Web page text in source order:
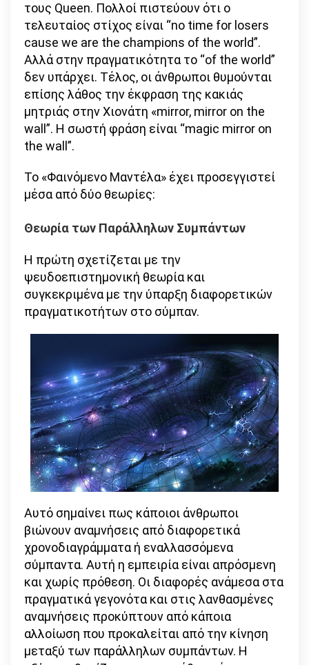
τους Queen. Πολλοί πιστεύουν ότι ο
τελευταίος στίχος είναι “no time for losers
cause we are the champions of the world”.
Αλλά στην πραγματικότητα το “of the world”
δεν υπάρχει. Τέλος, οι άνθρωποι θυμούνται
επίσης λάθος την έκφραση της κακιάς
μητριάς στην Χιονάτη «mirror, mirror on the
wall”. Η σωστή φράση είναι “magic mirror on
the wall”.
Το «Φαινόμενο Μαντέλα» έχει προσεγγιστεί
μέσα από δύο θεωρίες:
Θεωρία των Παράλληλων Συμπάντων
Η πρώτη σχετίζεται με την
ψευδοεπιστημονική θεωρία και
συγκεκριμένα με την ύπαρξη διαφορετικών
πραγματικοτήτων στο σύμπαν.
Αυτό σημαίνει πως κάποιοι άνθρωποι
βιώνουν αναμνήσεις από διαφορετικά
χρονοδιαγράμματα ή εναλλασσόμενα
σύμπαντα. Αυτή η εμπειρία είναι απρόσμενη
και χωρίς πρόθεση. Οι διαφορές ανάμεσα στα
πραγματικά γεγονότα και στις λανθασμένες
αναμνήσεις προκύπτουν από κάποια
αλλοίωση που προκαλείται από την κίνηση
μεταξύ των παράλληλων συμπάντων. Η